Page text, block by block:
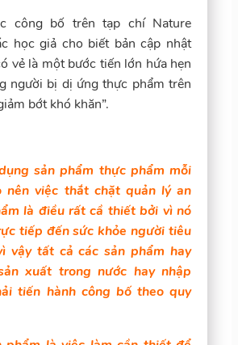
công bố trên tạp chí Nature
học giả cho biết bản cập nhật
vẻ là một bước tiến lớn hứa hẹn
người bị dị ứng thực phẩm trên
bớt khó khăn”.
sản phẩm thực phẩm mỗi
nên việc thắt chặt quản lý an
là điều rất cầ thiết bởi vì nó
tiếp đến sức khỏe người tiêu
vậy tất cả các sản phẩm hay
xuất trong nước hay nhập
tiến hành công bố theo quy